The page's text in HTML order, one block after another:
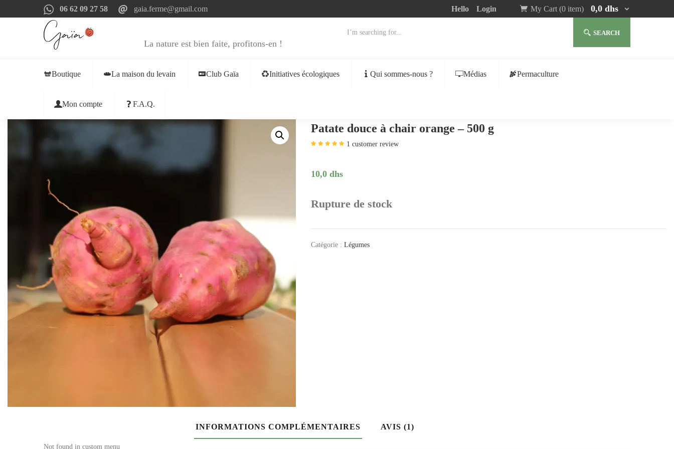
06 62 09 27 58 gaia.ferme@gmail.com Hello Login My Cart (0 item) 0,0 dhs
La nature est bien faite, profitons-en !
SEARCH
Boutique La maison du levain Club Gaïa Initiatives écologiques Qui sommes-nous ? Médias Permaculture
Mon compte F.A.Q.
Patate douce à chair orange – 500 g
1 customer review
10,0 dhs
Rupture de stock
Catégorie : Légumes
INFORMATIONS COMPLÉMENTAIRES AVIS (1)
Not found in custom menu